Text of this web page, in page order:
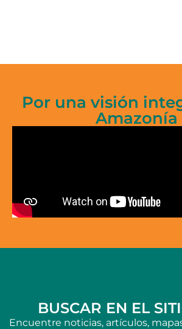
Por una visión
Amazonía
BUSCAR EN EL
Encuentre noticias, artículos,